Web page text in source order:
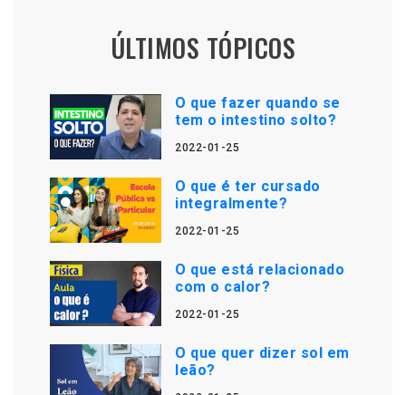
ÚLTIMOS TÓPICOS
O que fazer quando se
tem o intestino solto?
2022-01-25
O que é ter cursado
integralmente?
2022-01-25
O que está relacionado
com o calor?
2022-01-25
O que quer dizer sol em
leão?